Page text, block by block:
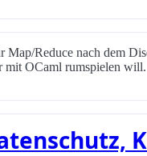
Map/Reduce nach dem
mit OCaml rumspielen will.